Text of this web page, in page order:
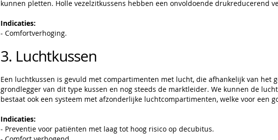
kunnen pletten. Holle vezelzitkussens hebben een onvoldoende drukreducerend
Indicaties:
- Comfortverhoging.
3. Luchtkussen
Een luchtkussen is gevuld met compartimenten met lucht, die afhankelijk van het
grondlegger van dit type kussen en nog steeds de marktleider. We kunnen de
bestaat ook een systeem met afzonderlijke luchtcompartimenten, welke voor een
Indicaties:
- Preventie voor patiënten met laag tot hoog risico op decubitus.